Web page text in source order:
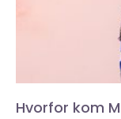
Hvorfor kom